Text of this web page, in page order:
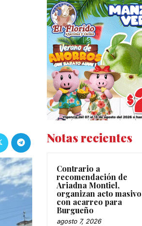
Notas recientes
Contrario a
recomendación de
Ariadna Montiel,
organizan acto masivo
con acarreo para
Burgueño
agosto 7, 2026